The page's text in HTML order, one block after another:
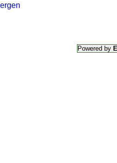
Powered by